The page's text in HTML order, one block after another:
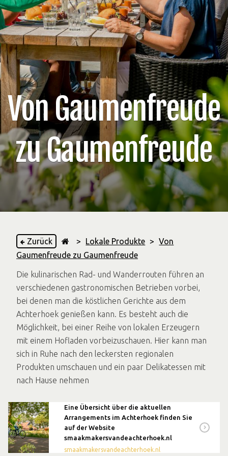
Von Gaumenfreude
zu Gaumenfreude
Zurück > Lokale Produkte > Von
Gaumenfreude zu Gaumenfreude
Die kulinarischen Rad- und Wanderrouten führen an
verschiedenen gastronomischen Betrieben vorbei,
bei denen man die köstlichen Gerichte aus dem
Achterhoek genießen kann. Es besteht auch die
Möglichkeit, bei einer Reihe von lokalen Erzeugern
mit einem Hofladen vorbeizuschauen. Hier kann man
sich in Ruhe nach den leckersten regionalen
Produkten umschauen und ein paar Delikatessen mit
nach Hause nehmen
Eine Übersicht über die aktuellen
Arrangements im Achterhoek finden Sie
auf der Website
smaakmakersvandeachterhoek.nl
smaakmakersvandeachterhoek.nl